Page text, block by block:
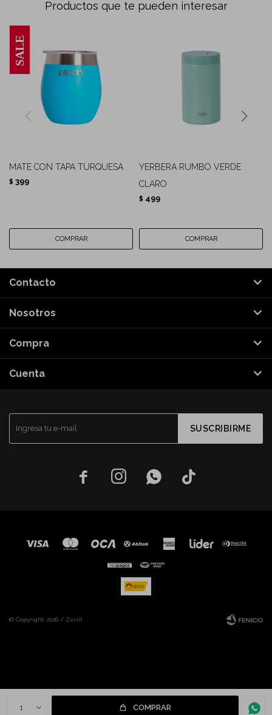
1 COMPRAR
Productos que te pueden interesar
MATE CON TAPA TURQUESA
$ 399
YERBERA RUMBO VERDE
CLARO
$ 499
SUSCRIBIRME
   
Contacto
Nosotros
Compra
Cuenta
© Copyright 2026 / Zenit